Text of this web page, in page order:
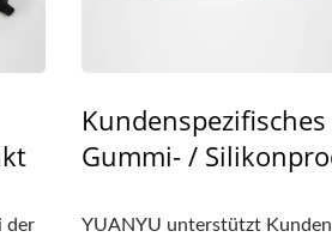
der
Kundenspezifisches
Gummi- /
YUANYU unterstützt